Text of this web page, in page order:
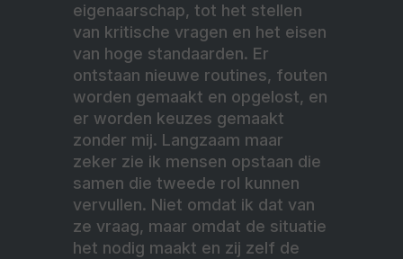
eigenaarschap, tot het stellen
van kritische vragen en het eisen
van hoge standaarden. Er
ontstaan nieuwe routines, fouten
worden gemaakt en opgelost, en
er worden keuzes gemaakt
zonder mij. Langzaam maar
zeker zie ik mensen opstaan die
samen die tweede rol kunnen
vervullen. Niet omdat ik dat van
ze vraag, maar omdat de situatie
het nodig maakt en zij zelf de